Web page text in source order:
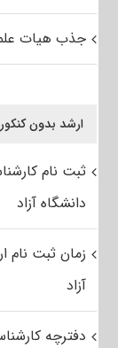
جذب هیات
ارشد بدون کنکور
ثبت نام
دانشگاه آزاد
زمان ثبت نام
آزاد
دفترچه